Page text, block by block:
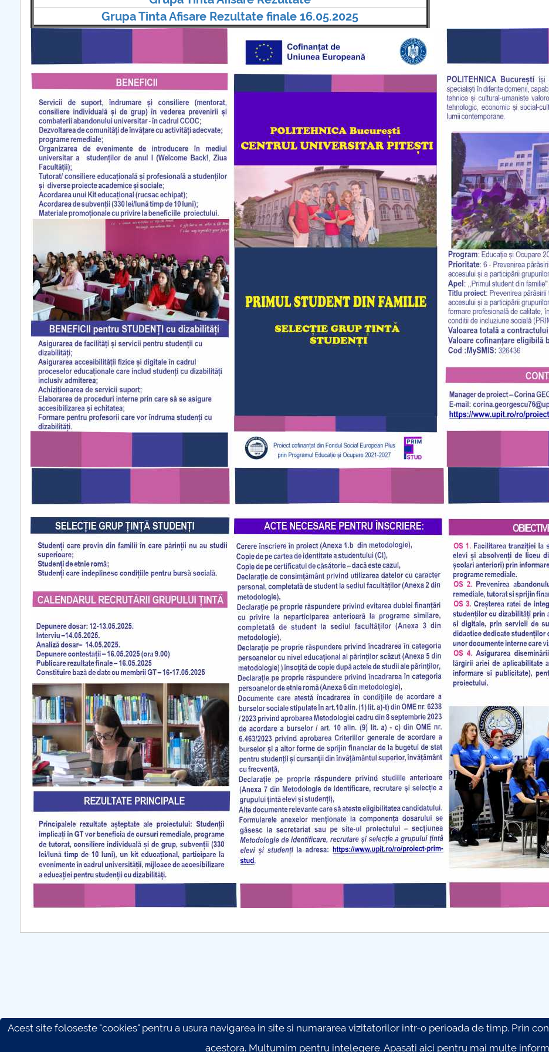
Grupa Tinta Afisare Rezultate finale 16.05.2025
COMUNICAT Eveniment de
informare și promovare a
Teoretic „Ion Cantacuzino”
Piteşti 26.03.2026
informare �...
mai multe informatii...
mai multe informatii...
în spiritul transparenței
decizionale și asumării
responsabi...
mai multe
Acest site foloseste "cookies" pentru a usura navigarea in site si numararea vizitatorilor intr-o perioada de timp. Prin
acestora. Multumim pentru intelegere.Apasati aici pentru mai multe